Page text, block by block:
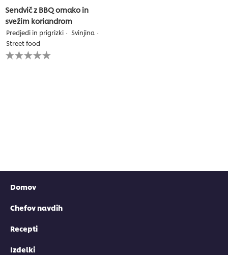
Sendvič z BBQ omako in
svežim koriandrom
Predjedi in prigrizki
Svinjina
Street food
Za
to
Domov
Chefov navdih
Recepti
Izdelki